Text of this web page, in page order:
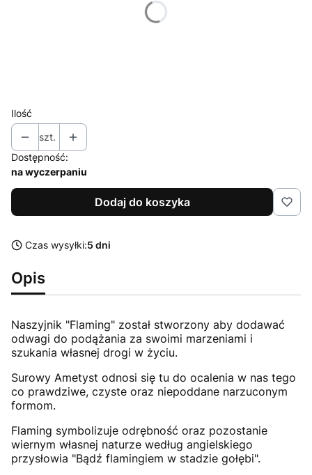
Ilość
szt.
Dostępność:
na wyczerpaniu
Dodaj do koszyka
Czas wysyłki:5 dni
Opis
Naszyjnik "Flaming" został stworzony aby dodawać
odwagi do podążania za swoimi marzeniami i
szukania własnej drogi w życiu.
Surowy Ametyst odnosi się tu do ocalenia w nas tego
co prawdziwe, czyste oraz niepoddane narzuconym
formom.
Flaming symbolizuje odrębność oraz pozostanie
wiernym własnej naturze według angielskiego
przysłowia "Bądź flamingiem w stadzie gołębi".